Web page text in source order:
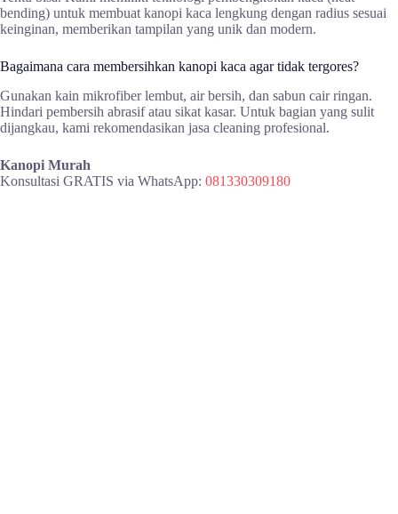
bending) untuk membuat kanopi kaca lengkung dengan radius sesuai
keinginan, memberikan tampilan yang unik dan modern.
Bagaimana cara membersihkan kanopi kaca agar tidak tergores?
Gunakan kain mikrofiber lembut, air bersih, dan sabun cair ringan.
Hindari pembersih abrasif atau sikat kasar. Untuk bagian yang sulit
dijangkau, kami rekomendasikan jasa cleaning profesional.
Kanopi Murah
Konsultasi GRATIS via WhatsApp: 081330309180